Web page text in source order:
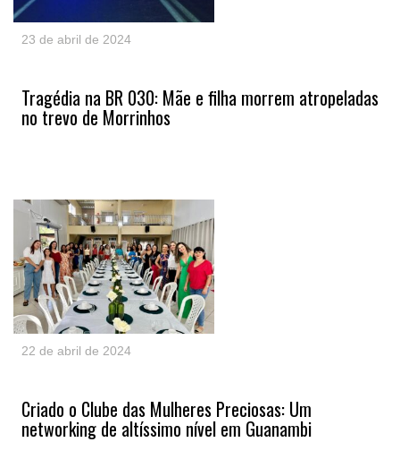
23 de abril de 2024
Tragédia na BR 030: Mãe e filha morrem atropeladas
no trevo de Morrinhos
22 de abril de 2024
Criado o Clube das Mulheres Preciosas: Um
networking de altíssimo nível em Guanambi